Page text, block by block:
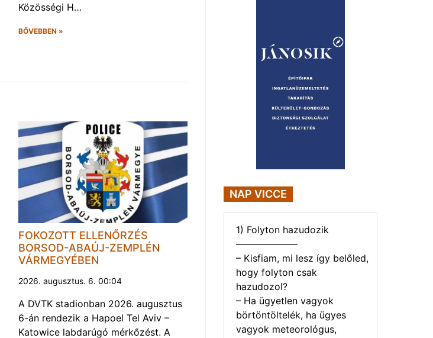
Közösségi H…
BŐVEBBEN »
FOKOZOTT ELLENŐRZÉS
BORSOD-ABAÚJ-ZEMPLÉN
VÁRMEGYÉBEN
2026. augusztus. 6. 00:04
A DVTK stadionban 2026. augusztus
6-án rendezik a Hapoel Tel Aviv –
Katowice labdarúgó mérkőzést. A
NAP VICCE
1) Folyton hazudozik
——————–
– Kisfiam, mi lesz így belőled,
hogy folyton csak
hazudozol?
– Ha ügyetlen vagyok
börtöntöltelék, ha ügyes
vagyok meteorológus,